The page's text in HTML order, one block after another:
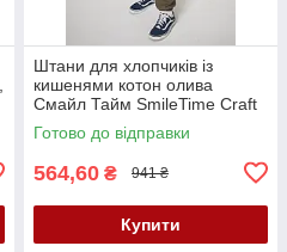
Штани для хлопчиків із
кишенями котон олива
Смайл Тайм SmileTime Craft
Готово до відправки
564,60 ₴ 941 ₴
Купити